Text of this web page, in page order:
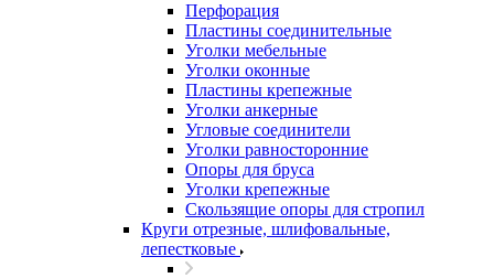
Перфорация
Пластины соединительные
Уголки мебельные
Уголки оконные
Пластины крепежные
Уголки анкерные
Угловые соединители
Уголки равносторонние
Опоры для бруса
Уголки крепежные
Скользящие опоры для стропил
Круги отрезные, шлифовальные,
лепестковые